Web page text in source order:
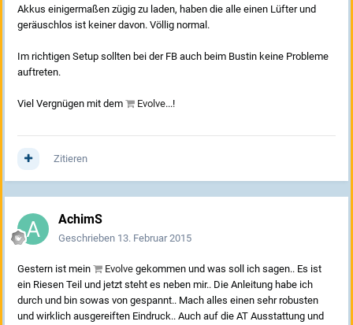
Akkus einigermaßen zügig zu laden, haben die alle einen Lüfter und
geräuschlos ist keiner davon. Völlig normal.
Im richtigen Setup sollten bei der FB auch beim Bustin keine Probleme
auftreten.
Viel Vergnügen mit dem Evolve...!
Zitieren
AchimS
Geschrieben 13. Februar 2015
Gestern ist mein Evolve gekommen und was soll ich sagen.. Es ist
ein Riesen Teil und jetzt steht es neben mir.. Die Anleitung habe ich
durch und bin sowas von gespannt.. Mach alles einen sehr robusten
und wirklich ausgereiften Eindruck.. Auch auf die AT Ausstattung und